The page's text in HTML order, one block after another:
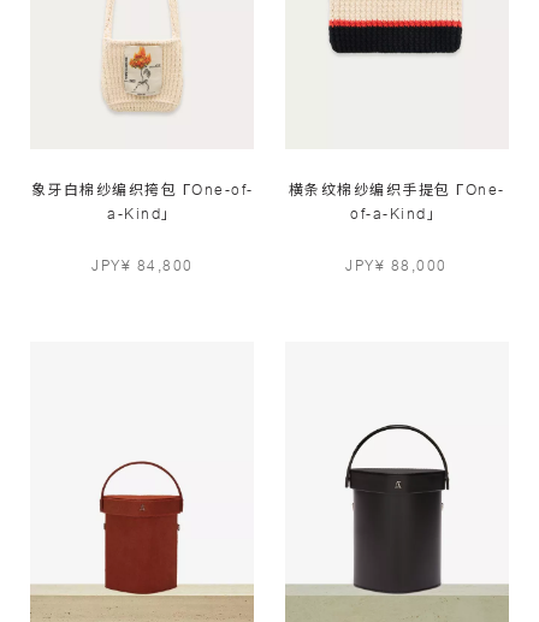
象牙白棉纱编织挎包 ГOne-of-
a-Kind」
JPY¥ 84,800
横条纹棉纱编织手提包 ГOne-
of-a-Kind」
JPY¥ 88,000